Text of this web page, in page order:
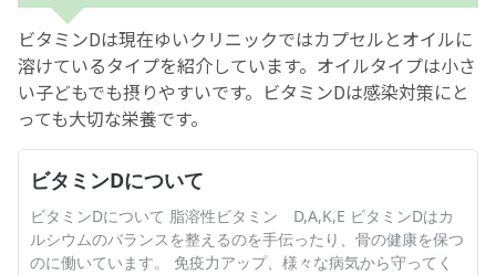
ビタミンDは現在ゆいクリニックではカプセルとオイルに
溶けているタイプを紹介しています。オイルタイプは小さ
い子どもでも摂りやすいです。ビタミンDは感染対策にと
っても大切な栄養です。